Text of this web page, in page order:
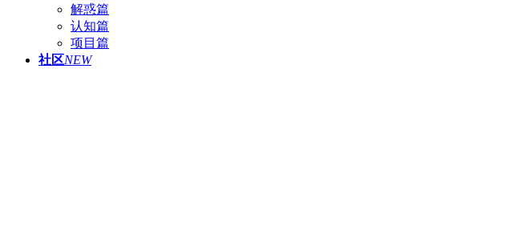
解惑篇
认知篇
项目篇
社区NEW